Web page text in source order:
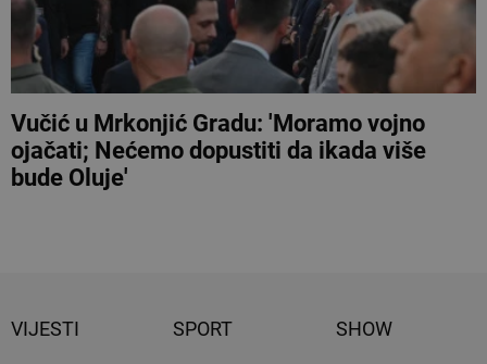
Vučić u Mrkonjić Gradu: 'Moramo vojno
ojačati; Nećemo dopustiti da ikada više
bude Oluje'
VIJESTI SPORT SHOW